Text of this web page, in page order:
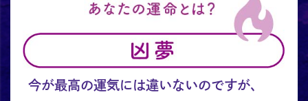
今が最高の運気には違いないのですが、